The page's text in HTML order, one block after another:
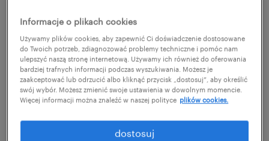
Do you have expert knowledge of L&D
processes, LMS systems, and experience in
managing implementation projects? We are
looking for an analytical, continuous
responsible for operational excellence and
Informacje o plikach cookies
Używamy plików cookies, aby zapewnić Ci doświadczenie dostosowane
do Twoich potrzeb, zdiagnozować problemy techniczne i pomóc nam
ulepszyć naszą stronę internetową. Używamy ich również do oferowania
bardziej trafnych informacji podczas wyszukiwania. Możesz je
zaakceptować lub odrzucić albo kliknąć przycisk „dostosuj”, aby określić
swój wybór. Możesz zmienić swoje ustawienia w dowolnym momencie.
Więcej informacji można znaleźć w naszej polityce plików cookies.
dostosuj